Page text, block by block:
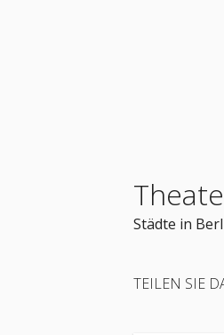
Städte in
TEILEN SIE